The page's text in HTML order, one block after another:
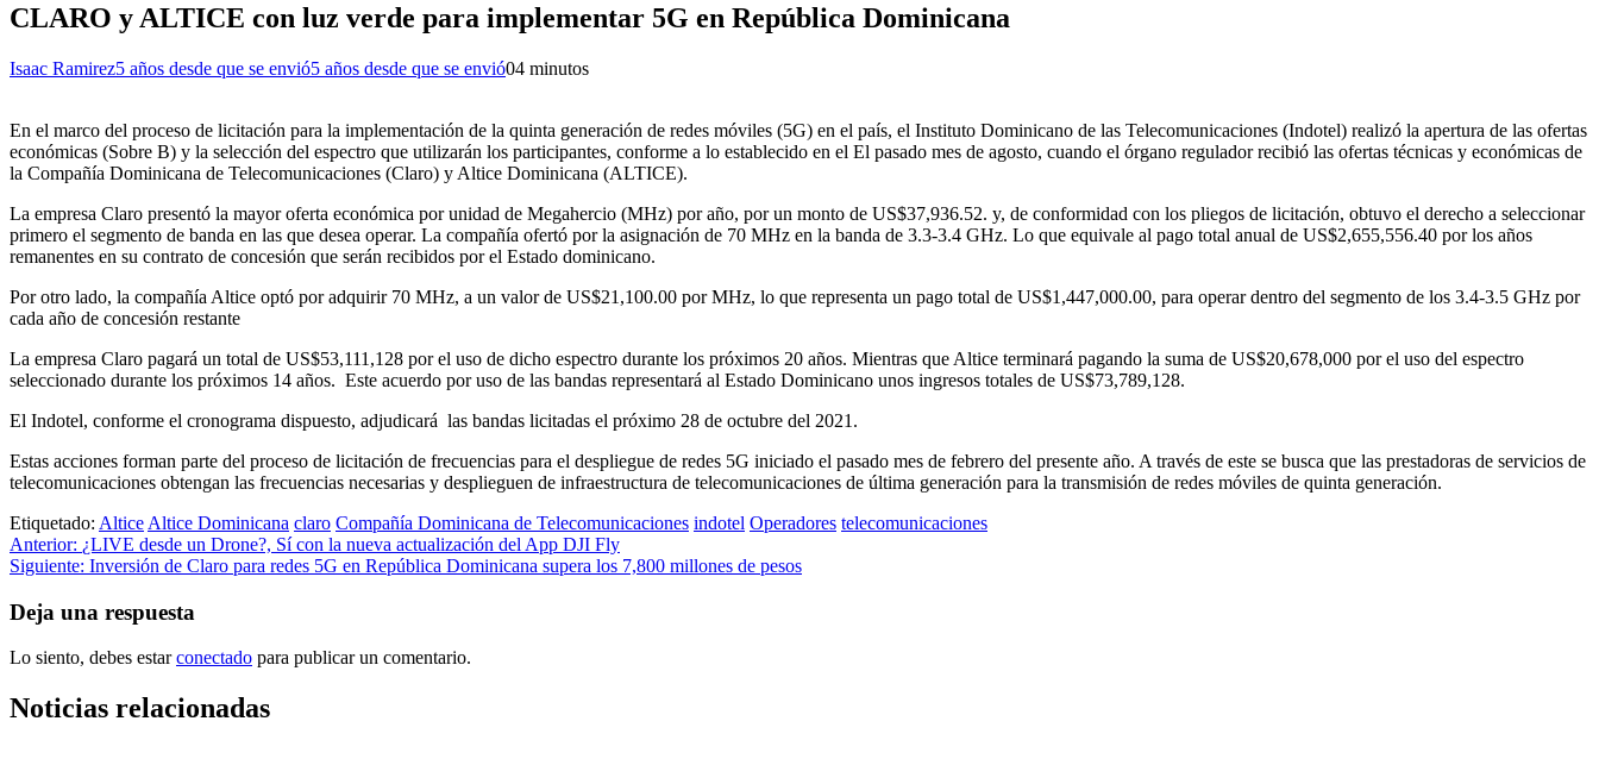
CLARO y ALTICE con luz verde para implementar 5G en República Dominicana
Isaac Ramirez5 años desde que se envió5 años desde que se envió04 minutos
En el marco del proceso de licitación para la implementación de la quinta generación de redes móviles (5G) en el país, el Instituto Dominicano de las Telecomunicaciones (Indotel) realizó la apertura de las ofertas
económicas (Sobre B) y la selección del espectro que utilizarán los participantes, conforme a lo establecido en el El pasado mes de agosto, cuando el órgano regulador recibió las ofertas técnicas y económicas de
la Compañía Dominicana de Telecomunicaciones (Claro) y Altice Dominicana (ALTICE).
La empresa Claro presentó la mayor oferta económica por unidad de Megahercio (MHz) por año, por un monto de US$37,936.52. y, de conformidad con los pliegos de licitación, obtuvo el derecho a seleccionar
primero el segmento de banda en las que desea operar. La compañía ofertó por la asignación de 70 MHz en la banda de 3.3-3.4 GHz. Lo que equivale al pago total anual de US$2,655,556.40 por los años
remanentes en su contrato de concesión que serán recibidos por el Estado dominicano.
Por otro lado, la compañía Altice optó por adquirir 70 MHz, a un valor de US$21,100.00 por MHz, lo que representa un pago total de US$1,447,000.00, para operar dentro del segmento de los 3.4-3.5 GHz por
cada año de concesión restante
La empresa Claro pagará un total de US$53,111,128 por el uso de dicho espectro durante los próximos 20 años. Mientras que Altice terminará pagando la suma de US$20,678,000 por el uso del espectro
seleccionado durante los próximos 14 años. Este acuerdo por uso de las bandas representará al Estado Dominicano unos ingresos totales de US$73,789,128.
El Indotel, conforme el cronograma dispuesto, adjudicará las bandas licitadas el próximo 28 de octubre del 2021.
Estas acciones forman parte del proceso de licitación de frecuencias para el despliegue de redes 5G iniciado el pasado mes de febrero del presente año. A través de este se busca que las prestadoras de servicios de
telecomunicaciones obtengan las frecuencias necesarias y desplieguen de infraestructura de telecomunicaciones de última generación para la transmisión de redes móviles de quinta generación.
Etiquetado: Altice Altice Dominicana claro Compañía Dominicana de Telecomunicaciones indotel Operadores telecomunicaciones
Navegación
de
entradas
Anterior: ¿LIVE desde un Drone?, Sí con la nueva actualización del App DJI Fly
Siguiente: Inversión de Claro para redes 5G en República Dominicana supera los 7,800 millones de pesos
Deja una respuesta
Lo siento, debes estarconectado para publicar un comentario.
Noticias relacionadas